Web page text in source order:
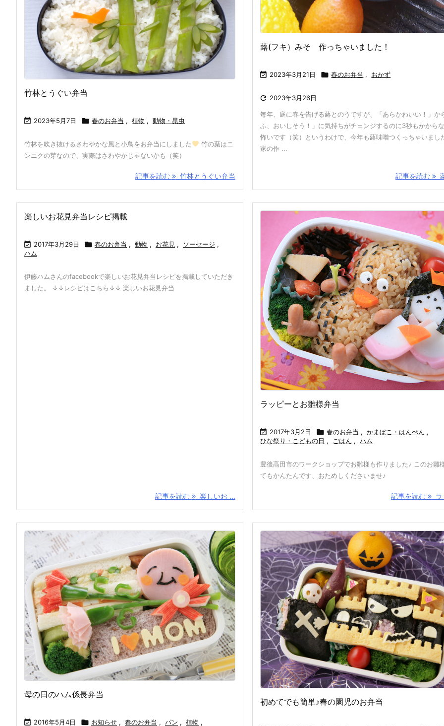
竹林とうぐい弁当
 2023年5月7日  春のお弁当 , 植物 , 動物・昆虫
竹林を吹き抜けるさわやかな風と小鳥をお弁当にしました
竹の葉はニ
ンニクの芽なので、実際はさわやかじゃないかも（笑）
記事を読む 竹林とうぐい弁当
蕗(フキ）みそ 作っちゃいました！
 2023年3月21日  春のお弁当 , おかず
 2023年3月26日
毎年、庭に春を告げる蕗とのうですが、「あらかわいい！」か
ふ、おいしそう！」に気持ちがチェンジするのに3秒もかから
怖いです（笑）というわけで、今年も蕗味噌つくっちゃいまし
家の作 ...
記事を読む
楽しいお花見弁当レシピ掲載
 2017年3月29日  春のお弁当 , 動物 , お花見 , ソーセージ ,
ハム
伊藤ハムさんのfacebookで楽しいお花見弁当レシピを掲載していただき
ました。 ↓↓レシピはこちら↓↓ 楽しいお花見弁当
記事を読む 楽しいお ...
ラッピーとお雛様弁当
 2017年3月2日  春のお弁当 , かまぼこ・はんぺん ,
ひな祭り・こどもの日 , ごはん , ハム
豊後高田市のワークショップでお雛様も作りました♪ このお雛
てもかんたんです、おためしくださいませ♪
記事を読む
母の日のハム係長弁当
 2016年5月4日  お知らせ , 春のお弁当 , パン , 植物 ,
初めてでも簡単♪春の園児のお弁当